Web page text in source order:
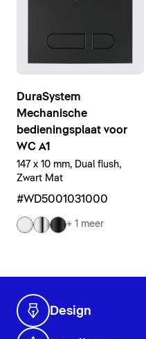
DuraSystem
Mechanische
bedieningsplaat voor
WC A1
147 x 10 mm, Dual flush,
Zwart Mat
#WD5001031000
+ 1 meer
Design